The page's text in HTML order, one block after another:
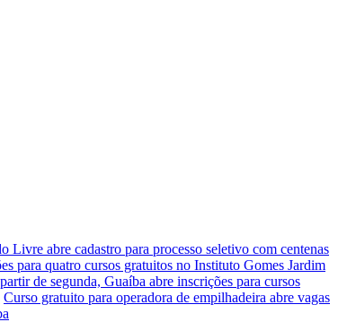
Livre abre cadastro para processo seletivo com centenas
para quatro cursos gratuitos no Instituto Gomes Jardim
de segunda, Guaíba abre inscrições para cursos
Curso gratuito para operadora de empilhadeira abre vagas